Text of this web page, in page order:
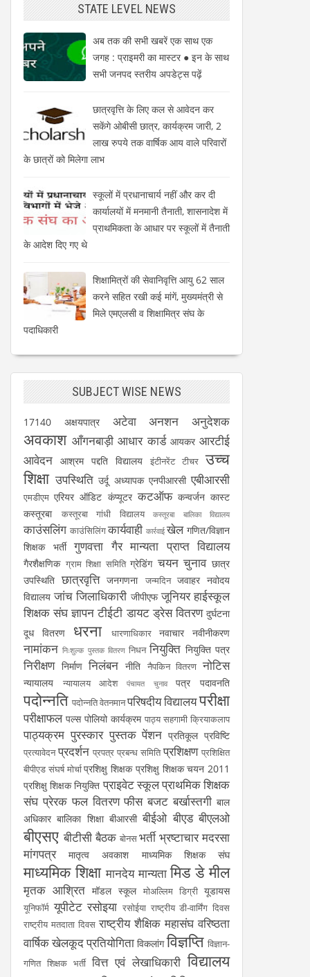
STATE LEVEL NEWS
अब तक की सभी खबरें एक साथ एक
जगह : प्राइमरी का मास्टर ● इन के साथ
सभी जनपद स्तरीय अपडेट्स पढ़ें
छात्रवृत्ति के लिए कल से आवेदन कर
सकेंगे ओबीसी छात्र, कार्यक्रम जारी, 2
लाख रुपये तक वार्षिक आय वाले परिवारों
के छात्रों को मिलेगा लाभ
स्कूलों में प्रधानाचार्य नहीं और कर दी
कार्यालयों में मनमानी तैनाती, शासनादेश में
प्राथमिकता के आधार पर स्कूलों में तैनाती
के आदेश दिए गए थे
शिक्षामित्रों की सेवानिवृत्ति आयु 62 साल
करने सहित रखी कई मांगें, मुख्यमंत्री से
मिले एमएलसी व शिक्षामित्र संघ के
पदाधिकारी
SUBJECT WISE NEWS
17140 अक्षयपात्र अटेवा अनशन अनुदेशक
अवकाश आँगनबाड़ी आधार कार्ड आयकर आरटीई
आवेदन आश्रम पद्दति विद्यालय इंटीनरेंट टीचर उच्च
शिक्षा उपस्थिति उर्दू अध्यापक एनपीआरसी एबीआरसी
एमडीएम एरियर ऑडिट कंप्यूटर कटऑफ कन्वर्जन कास्ट
कस्तूरबा
कस्तूरबा गांधी विद्यालय कस्तूरबा बालिका विद्यालय
काउंसलिंग काउंसिलिंग कार्यवाही कार्रवाई खेल गणित/विज्ञान
शिक्षक भर्ती
गुणवत्ता गैर मान्यता प्राप्त विद्यालय
गैरशैक्षणिक ग्राम शिक्षा समिति ग्रेडिंग चयन चुनाव छात्र
उपस्थिति छात्रवृत्ति जनगणना जन्मदिन जवाहर नवोदय
विद्यालय जांच जिलाधिकारी जीपीएफ जूनियर हाईस्कूल
शिक्षक संघ ज्ञापन टीईटी डायट ड्रेस वितरण दुर्घटना
दूध वितरण
धरना धारणाधिकार नवाचार नवीनीकरण
नामांकन निःशुल्क पुस्तक वितरण निधन नियुक्ति नियुक्ति पत्र
निरीक्षण निर्माण निलंबन नीति नैपकिन वितरण नोटिस
न्यायालय न्यायालय आदेश पंचायत चुनाव पत्र पदावनति
पदोन्नति पदोन्नति वेतनमानपरिषदीय विद्यालयपरीक्षा
परीक्षाफल पल्स पोलियो कार्यक्रम पाठ्य सहगामी क्रियाकलाप
पाठ्यक्रम पुरस्कार पुस्तक पेंशन प्रतिकूल प्रविष्टि
प्रत्यावेदन प्रदर्शन प्रपत्र प्रबन्ध समिति प्रशिक्षण प्रशिक्षित
बीपीएड संघर्ष मोर्चा प्रशिक्षु शिक्षक प्रशिक्षु शिक्षक चयन 2011
प्रशिक्षु शिक्षक नियुक्ति प्राइवेट स्कूलप्राथमिक शिक्षक
संघ प्रेरक फल वितरण फीस बजट बर्खास्तगी बाल
अधिकार बालिका शिक्षा बीआरसी बीईओ बीएड बीएलओ
बीएसए बीटीसी बैठक बोनस भर्ती भ्रष्टाचार मदरसा
मांगपत्र
मातृत्व अवकाश माध्यमिक शिक्षक संघ
माध्यमिक शिक्षा मानदेय मान्यता मिड डे मील
मृतक आश्रित मॉडल स्कूल मोअल्लिम डिग्री यूडायस
यूनिफॉर्म यूपीटेट रसोइया रसोईया राष्ट्रीय डी-वार्मिंग दिवस
राष्ट्रीय मतदाता दिवस राष्ट्रीय शैक्षिक महासंघ वरिष्ठता
वार्षिक खेलकूद प्रतियोगिता विकलांग विज्ञप्ति विज्ञान-
गणित शिक्षक भर्ती वित्त एवं लेखाधिकारी विद्यालय